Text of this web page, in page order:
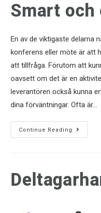
Smart
En av de viktigaste delarna
konferens eller möte är att
att tillfråga. Förutom att
oavsett om det är en
leverantören också kunna
dina förväntningar. Ofta är…
Continue Reading